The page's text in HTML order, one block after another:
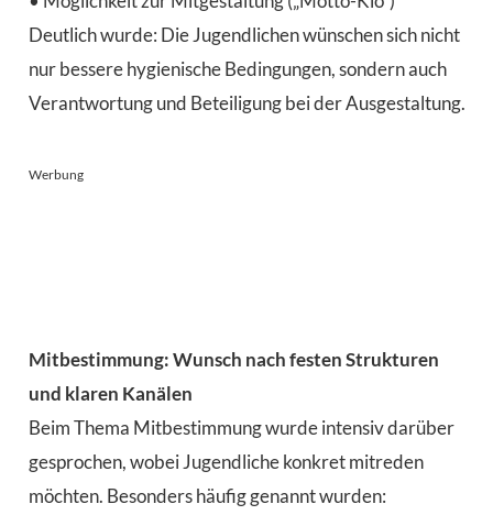
Deutlich wurde: Die Jugendlichen wünschen sich nicht
nur bessere hygienische Bedingungen, sondern auch
Verantwortung und Beteiligung bei der Ausgestaltung.
Werbung
Mitbestimmung: Wunsch nach festen Strukturen
und klaren Kanälen
Beim Thema Mitbestimmung wurde intensiv darüber
gesprochen, wobei Jugendliche konkret mitreden
möchten. Besonders häufig genannt wurden: